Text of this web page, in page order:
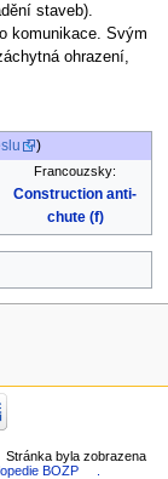
staveb).
komunikace. Svým
ohrazení,
)
Francouzsky:
Construction anti-
chute (f)
Stránka byla zobrazena
BOZP